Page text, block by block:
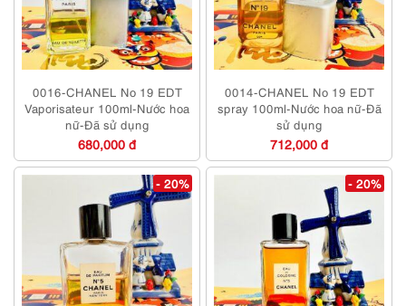
0016-CHANEL No 19 EDT
Vaporisateur 100ml-Nước hoa
nữ-Đã sử dụng
680,000 đ
0014-CHANEL No 19 EDT
spray 100ml-Nước hoa nữ-Đã
sử dụng
712,000 đ
- 20% - 20%